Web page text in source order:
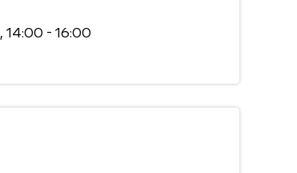
14:00 - 16:00